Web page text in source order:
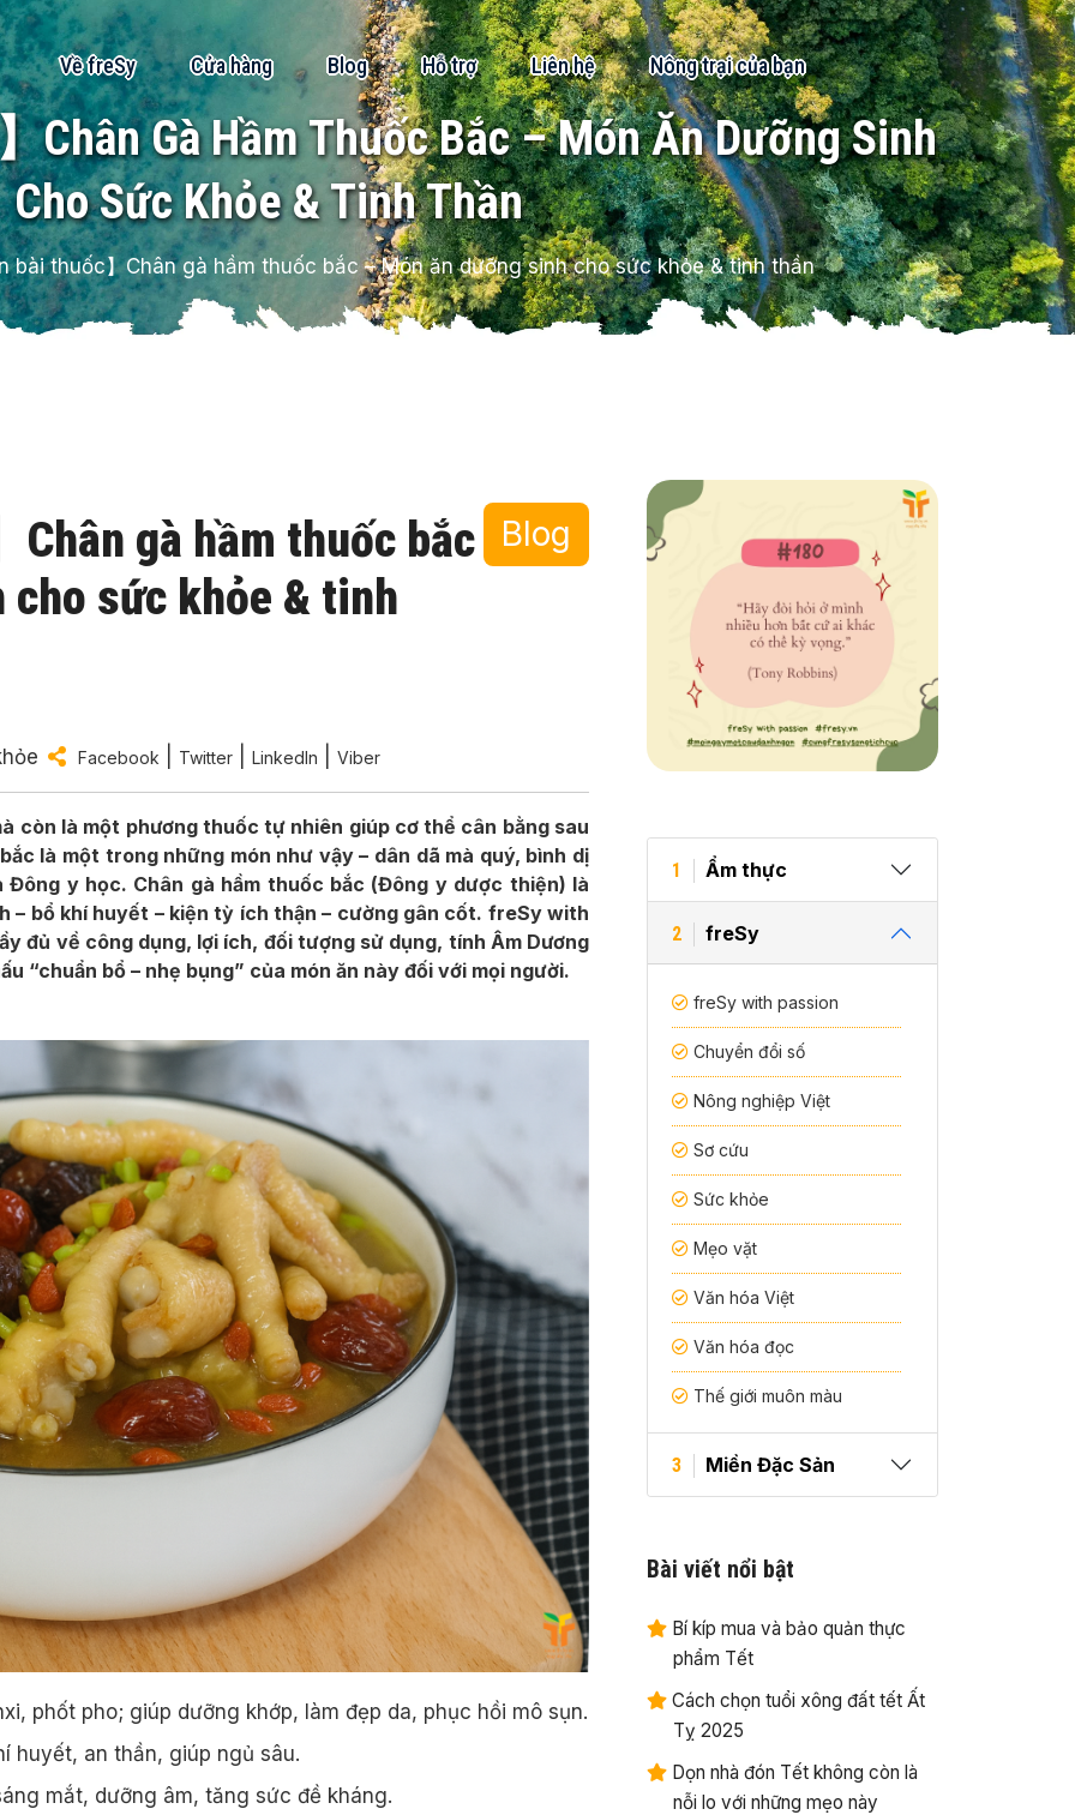
Về freSy Cửa hàng Blog Hỗ trợ Liên hệ Nông trại của bạn
Chân Gà Hầm Thuốc Bắc – Món Ăn Dưỡng Sinh
Cho Sức Khỏe & Tinh Thần
bài thuốc】Chân gà hầm thuốc bắc – Món ăn dưỡng sinh cho sức khỏe & tinh thần
Chân gà hầm thuốc bắc
sức khỏe & tinh
Blog
Facebook Twitter LinkedIn Viber
còn là một phương thuốc tự nhiên giúp cơ thể cân bằng sau
là một trong những món như vậy – dân dã mà quý, bình dị
y học. Chân gà hầm thuốc bắc (Đông y dược thiện) là
– bổ khí huyết – kiện tỳ ích thận – cường gân cốt. freSy with
đủ về công dụng, lợi ích, đối tượng sử dụng, tính Âm Dương
“chuẩn bổ – nhẹ bụng” của món ăn này đối với mọi người.
phốt pho; giúp dưỡng khớp, làm đẹp da, phục hồi mô sụn.
huyết, an thần, giúp ngủ sâu.
mắt, dưỡng âm, tăng sức đề kháng.
1 Ẩm thực
2 freSy
freSy with passion
Chuyển đổi số
Nông nghiệp Việt
Sơ cứu
Sức khỏe
Mẹo vặt
Văn hóa Việt
Văn hóa đọc
Thế giới muôn màu
3 Miền Đặc Sản
Bài viết nổi bật
Bí kíp mua và bảo quản thực
phẩm Tết
Cách chọn tuổi xông đất tết Ất
Tỵ 2025
Dọn nhà đón Tết không còn là
nỗi lo với những mẹo này